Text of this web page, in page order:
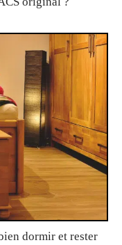
dormir et rester